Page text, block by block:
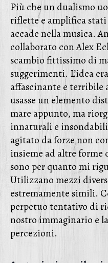
Più che un dualismo
riflette e amplifica stati
accade nella musica.
collaborato con Alex
scambio fittissimo di
suggerimenti. L’idea
affascinante e terribile
usasse un elemento
mare appunto, ma
innaturali e
agitato da forze non
insieme ad altre forme
sono per quanto mi
Utilizzano mezzi
estremamente simili.
perpetuo tentativo di
nostro immaginario e
percezioni.